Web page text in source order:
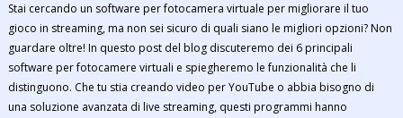
Stai cercando un software per fotocamera virtuale per migliorare il tuo
gioco in streaming, ma non sei sicuro di quali siano le migliori opzioni? Non
guardare oltre! In questo post del blog discuteremo dei 6 principali
software per fotocamere virtuali e spiegheremo le funzionalità che li
distinguono. Che tu stia creando video per YouTube o abbia bisogno di
una soluzione avanzata di live streaming, questi programmi hanno